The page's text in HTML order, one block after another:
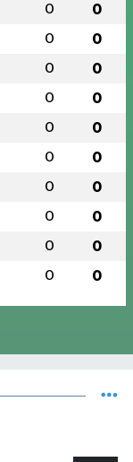
0 0
0 0
0 0
0 0
0 0
0 0
0 0
0 0
0 0
0 0